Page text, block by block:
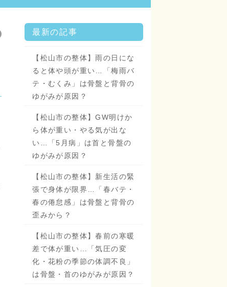
最新の記事
【松山市の整体】雨の日にな
ると体や頭が重い…「梅雨バ
テ・むくみ」は骨盤と背骨の
ゆがみが原因？
【松山市の整体】GW明けか
ら体が重い・やる気が出な
い…「5月病」は首と骨盤の
ゆがみが原因？
【松山市の整体】新生活の緊
張で身体が限界…「春バテ・
春の倦怠感」は骨盤と背骨の
歪みから？
【松山市の整体】春前の寒暖
差で体が重い…「気圧の変
化・花粉の季節の体調不良」
は骨盤・首のゆがみが原因？